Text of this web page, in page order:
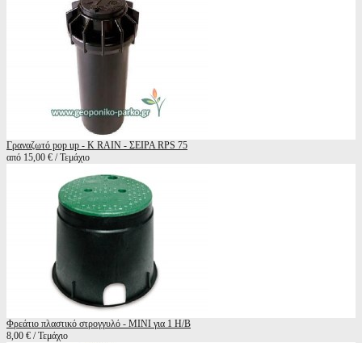
Γραναζωτό pop up - K RAIN - ΣΕΙΡΑ RPS 75
από 15,00 € / Τεμάχιο
Φρεάτιο πλαστικό στρογγυλό - MINI για 1 Η/Β
8,00 € / Τεμάχιο